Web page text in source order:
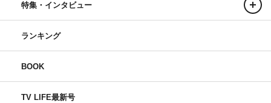
特集・インタビュー
ランキング
BOOK
TV LIFE最新号